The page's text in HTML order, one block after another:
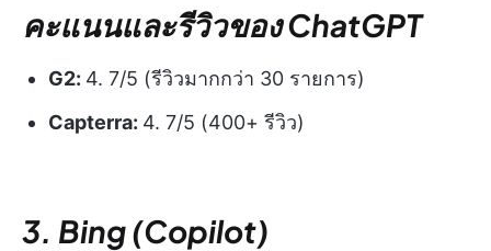
คะแนนและรีวิวของ ChatGPT
G2: 4. 7/5 (รีวิวมากกว่า 30 รายการ)
Capterra: 4. 7/5 (400+ รีวิว)
3. Bing (Copilot)